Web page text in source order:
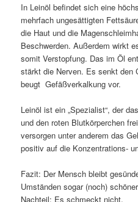
In Leinöl befindet sich eine
mehrfach ungesättigten
die Haut und die
Beschwerden. Außerdem wirkt
somit Verstopfung. Das im Öl
stärkt die Nerven. Es senkt den
beugt Gefäßverkalkung vor.
Leinöl ist ein „Spezialist“, der
und den roten Blutkörperchen
versorgen unter anderem das
positiv auf die Konzentrations-
Fazit: Der Mensch bleibt
Umständen sogar (noch)
Nachteil: Es schmeckt nicht.